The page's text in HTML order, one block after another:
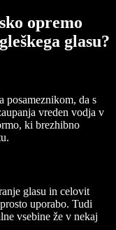
opremo
glasu?
posameznikom, da s
vreden vodja v
ki brezhibno
glasu in celovit
uporabo. Tudi
vsebine že v nekaj